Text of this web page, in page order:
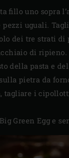
fillo uno sopra
uguali.
dei tre strati
di
della pasta e
pietra da
tagliare i
Green Egg e